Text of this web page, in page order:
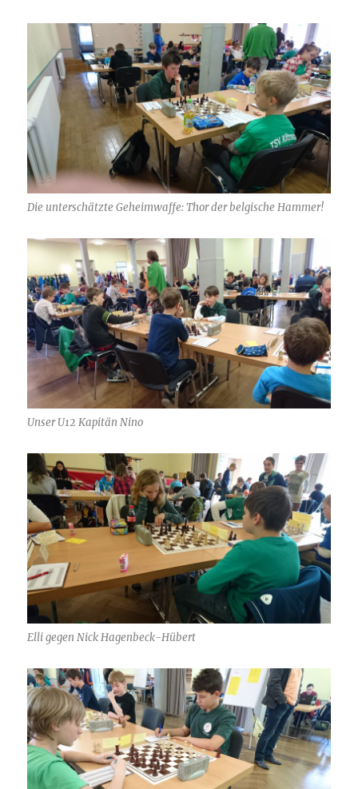
Die unterschätzte Geheimwaffe: Thor der belgische Hammer!
Unser U12 Kapitän Nino
Elli gegen Nick Hagenbeck-Hübert